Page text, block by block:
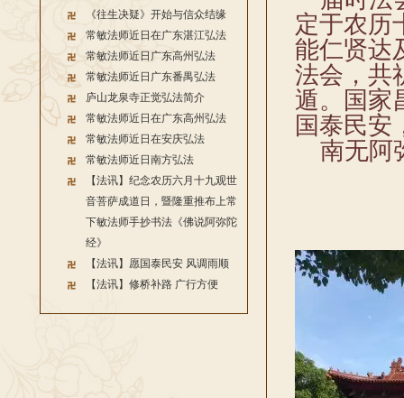
《往生决疑》开始与信众结缘
常敏法师近日在广东湛江弘法
常敏法师近日广东高州弘法
常敏法师近日广东番禺弘法
庐山龙泉寺正觉弘法简介
常敏法师近日在广东高州弘法
常敏法师近日在安庆弘法
常敏法师近日南方弘法
【法讯】纪念农历六月十九观世
音菩萨成道日，暨隆重推布上常
下敏法师手抄书法《佛说阿弥陀
经》
【法讯】愿国泰民安 风调雨顺
【法讯】修桥补路 广行方便
定于农历
能仁贤达
法会，共
遁。国家
国泰民安
南无阿